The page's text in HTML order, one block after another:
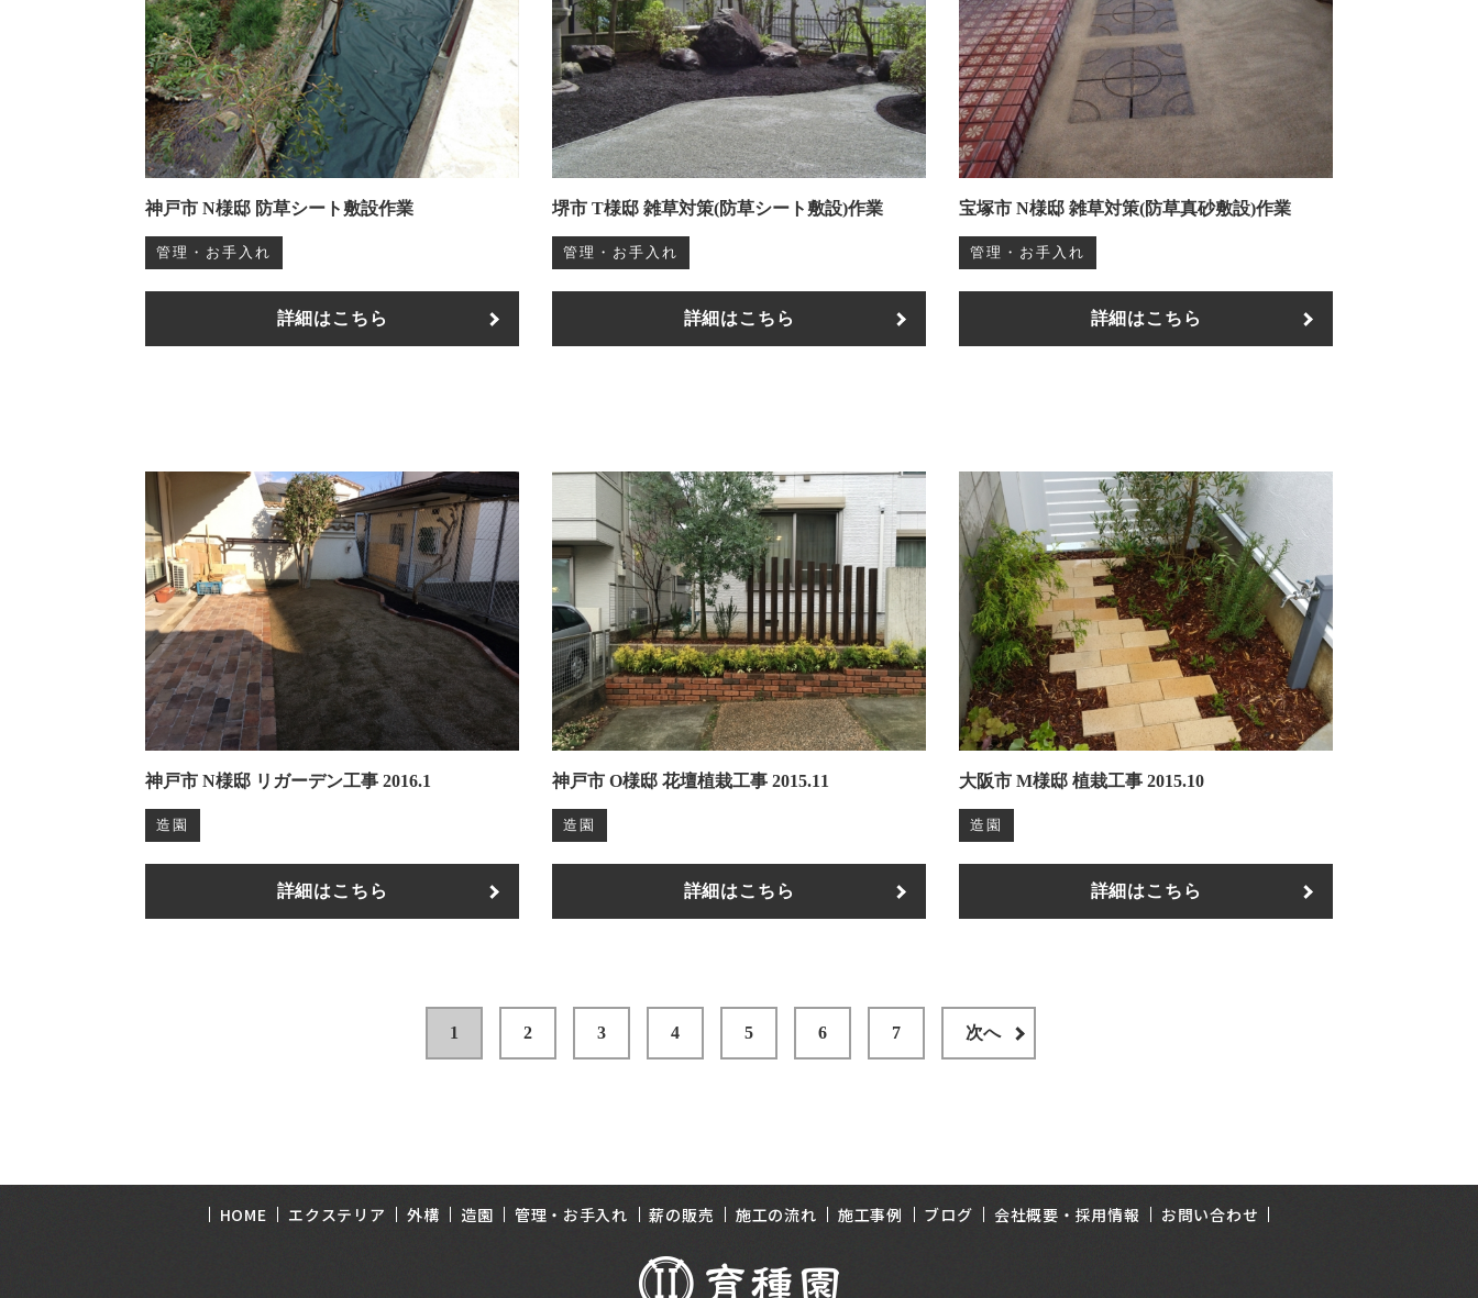
神戸市 N様邸 防草シート敷設作業
管理・お手入れ
詳細はこちら
堺市 T様邸 雑草対策(防草シート敷設)作業
管理・お手入れ
詳細はこちら
宝塚市 N様邸 雑草対策(防草真砂敷設)作業
管理・お手入れ
詳細はこちら
神戸市 N様邸 リガーデン工事 2016.1
造園
詳細はこちら
神戸市 O様邸 花壇植栽工事 2015.11
造園
詳細はこちら
大阪市 M様邸 植栽工事 2015.10
造園
詳細はこちら
1 2 3 4 5 6 7 次へ
HOME エクステリア 外構 造園 管理・お手入れ 薪の販売 施工の流れ 施工事例 ブログ 会社概要・採用情報 お問い合わせ